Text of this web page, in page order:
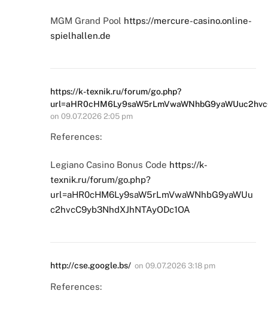
MGM Grand Pool https://mercure-casino.online-
spielhallen.de
https://k-texnik.ru/forum/go.php?
on 09.07.2026 2:05 pm
References:
Legiano Casino Bonus Code https://k-
texnik.ru/forum/go.php?
url=aHR0cHM6Ly9saW5rLmVwaWNhbG9yaWUu
c2hvcC9yb3NhdXJhNTAyODc1OA
http://cse.google.bs/ on 09.07.2026 3:18 pm
References: